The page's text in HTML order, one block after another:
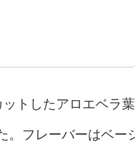
トしたアロエベラ葉
。フレーバーはベー